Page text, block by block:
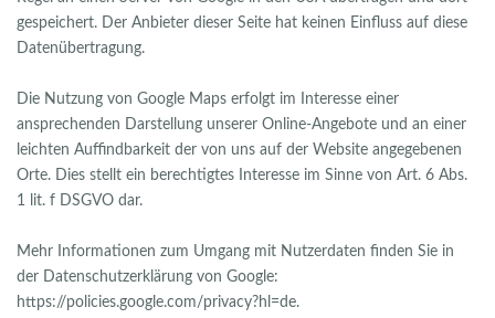
gespeichert. Der Anbieter dieser Seite hat keinen Einfluss auf diese
Datenübertragung.
Die Nutzung von Google Maps erfolgt im Interesse einer
ansprechenden Darstellung unserer Online-Angebote und an einer
leichten Auffindbarkeit der von uns auf der Website angegebenen
Orte. Dies stellt ein berechtigtes Interesse im Sinne von Art. 6 Abs.
1 lit. f DSGVO dar.
Mehr Informationen zum Umgang mit Nutzerdaten finden Sie in
der Datenschutzerklärung von Google:
https://policies.google.com/privacy?hl=de.